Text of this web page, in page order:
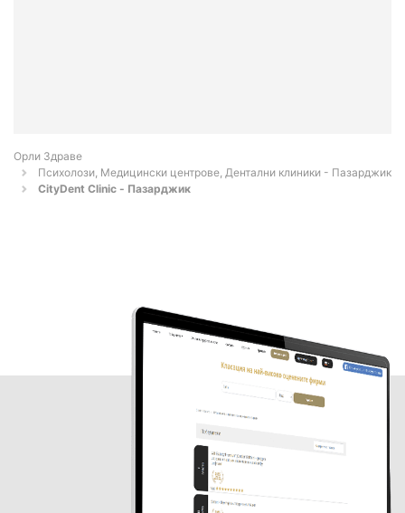
Орли Здраве
Психолози, Медицински центрове, Дентални клиники - Пазарджик
CityDent Clinic - Пазарджик